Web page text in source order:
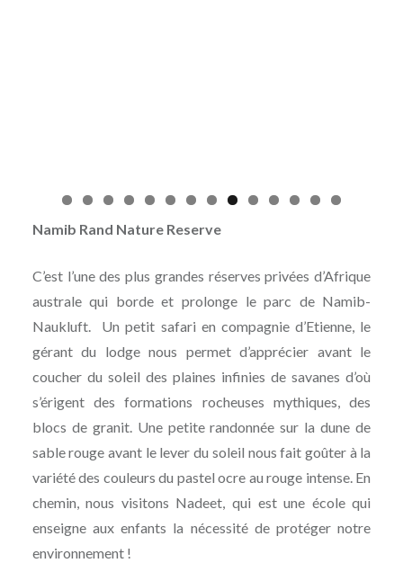
Namib Rand Nature Reserve
C’est l’une des plus grandes réserves privées d’Afrique
australe qui borde et prolonge le parc de Namib-
Naukluft. Un petit safari en compagnie d’Etienne, le
gérant du lodge nous permet d’apprécier avant le
coucher du soleil des plaines infinies de savanes d’où
s’érigent des formations rocheuses mythiques, des
blocs de granit. Une petite randonnée sur la dune de
sable rouge avant le lever du soleil nous fait goûter à la
variété des couleurs du pastel ocre au rouge intense. En
chemin, nous visitons Nadeet, qui est une école qui
enseigne aux enfants la nécessité de protéger notre
environnement !